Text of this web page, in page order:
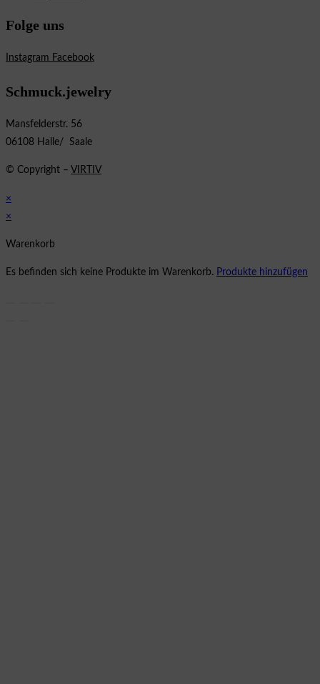
Folge uns
Instagram Facebook
Schmuck.jewelry
Mansfelderstr. 56
06108 Halle/ Saale
© Copyright – VIRTIV
×
×
Warenkorb
Es befinden sich keine Produkte im Warenkorb. Produkte hinzufügen